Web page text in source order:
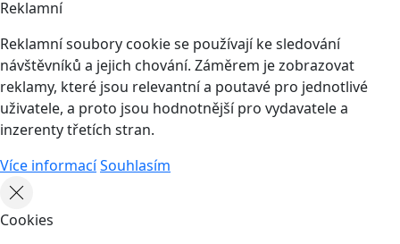
Reklamní
Reklamní soubory cookie se používají ke sledování
návštěvníků a jejich chování. Záměrem je zobrazovat
reklamy, které jsou relevantní a poutavé pro jednotlivé
uživatele, a proto jsou hodnotnější pro vydavatele a
inzerenty třetích stran.
Více informacíSouhlasím
Cookies